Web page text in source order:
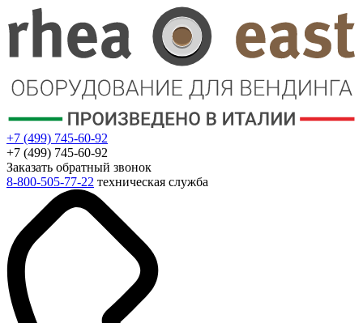
+7 (499) 745-60-92
+7 (499) 745-60-92
Заказать обратный звонок
8-800-505-77-22 техническая служба